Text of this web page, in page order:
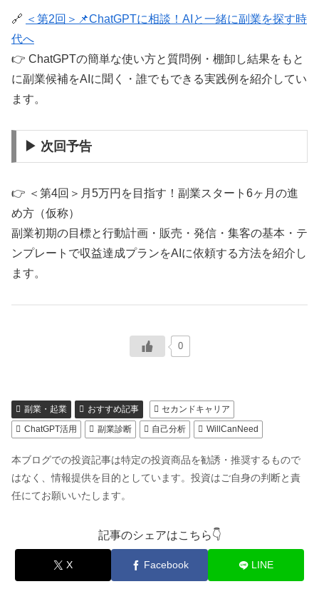
🔗 ＜第2回＞📌ChatGPTに相談！AIと一緒に副業を探す時
代へ
👉 ChatGPTの簡単な使い方と質問例・棚卸し結果をもと
に副業候補をAIに聞く・誰でもできる実践例を紹介してい
ます。
▶ 次回予告
👉 ＜第4回＞月5万円を目指す！副業スタート6ヶ月の進
め方（仮称）
副業初期の目標と行動計画・販売・発信・集客の基本・テ
ンプレートで収益達成プランをAIに依頼する方法を紹介し
ます。
0
副業・起業 おすすめ記事
セカンドキャリア
ChatGPT活用
副業診断 自己分析 WillCanNeed
本ブログでの投資記事は特定の投資商品を勧誘・推奨するもので
はなく、情報提供を目的としています。投資はご自身の判断と責
任にてお願いいたします。
記事のシェアはこちら👇
X Facebook LINE